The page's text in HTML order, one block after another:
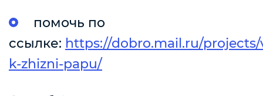
помочь по
ссылке: https://dobro.mail.ru/
k-zhizni-papu/